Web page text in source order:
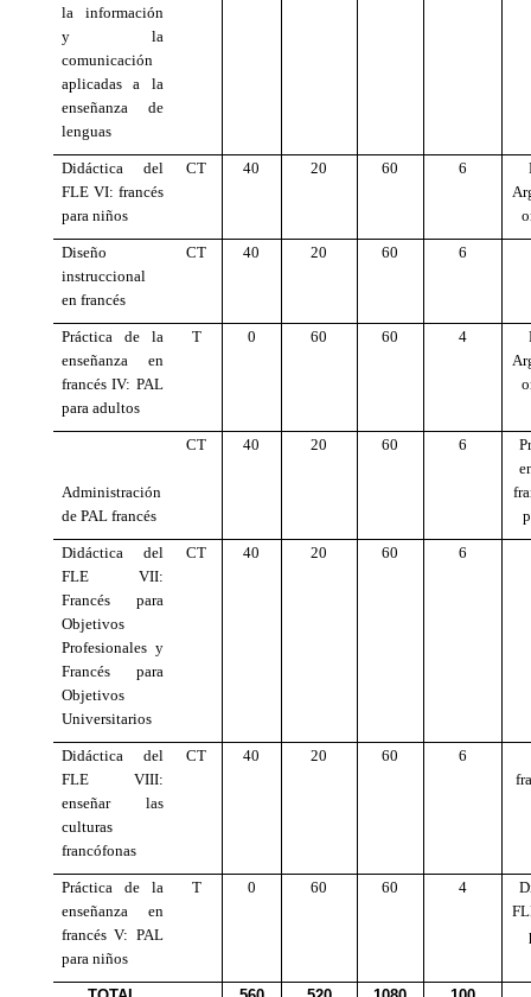
la información
y la
comunicación
aplicadas a la
enseñanza de
lenguas
Didáctica del
FLE VI: francés
para niños
CT 40 20 60 6
Diseño
instruccional
en francés
CT 40 20 60 6
Práctica de la
enseñanza en
francés IV: PAL
para adultos
T 0 60 60 4
Administración
de PAL francés
CT 40 20 60 6
Didáctica del
FLE VII:
Francés para
Objetivos
Profesionales y
Francés para
Objetivos
Universitarios
CT 40 20 60 6
Didáctica del
FLE VIII:
enseñar las
culturas
francófonas
CT 40 20 60
6
Práctica de la
enseñanza en
francés V: PAL
para niños
T 0 60 60 4